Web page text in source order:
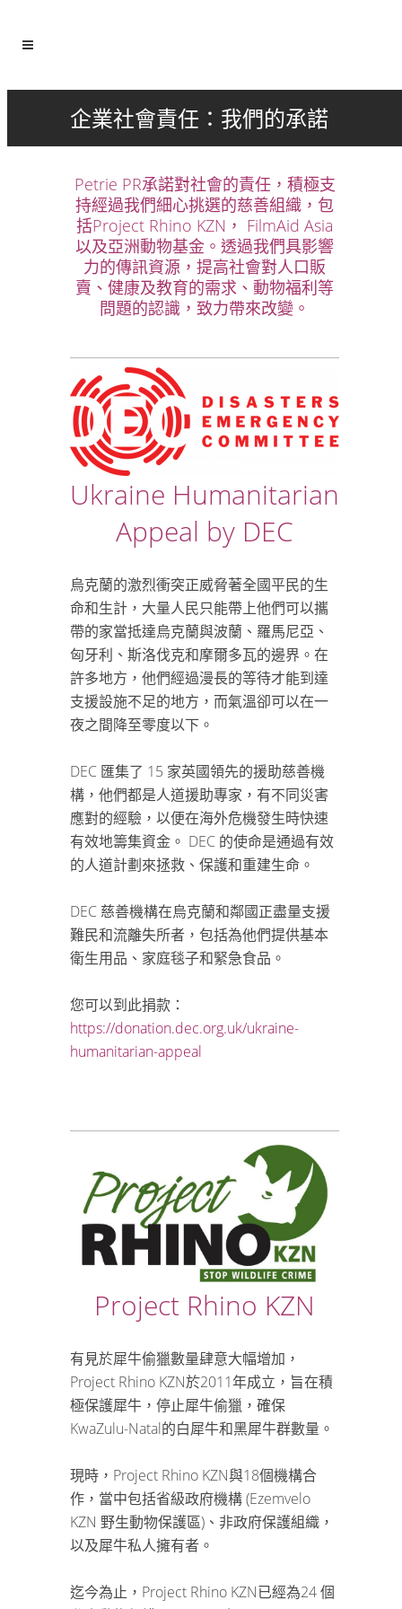
企業社會責任：我們的承諾
Petrie PR承諾對社會的責任，積極支
持經過我們細心挑選的慈善組織，包
括Project Rhino KZN， FilmAid Asia
以及亞洲動物基金。透過我們具影響
力的傳訊資源，提高社會對人口販
賣、健康及教育的需求、動物福利等
問題的認識，致力帶來改變。
Ukraine Humanitarian
Appeal by DEC
烏克蘭的激烈衝突正威脅著全國平民的生
命和生計，大量人民只能帶上他們可以攜
帶的家當抵達烏克蘭與波蘭、羅馬尼亞、
匈牙利、斯洛伐克和摩爾多瓦的邊界。在
許多地方，他們經過漫長的等待才能到達
支援設施不足的地方，而氣溫卻可以在一
夜之間降至零度以下。
DEC 匯集了 15 家英國領先的援助慈善機
構，他們都是人道援助專家，有不同災害
應對的經驗，以便在海外危機發生時快速
有效地籌集資金。 DEC 的使命是通過有效
的人道計劃來拯救、保護和重建生命。
DEC 慈善機構在烏克蘭和鄰國正盡量支援
難民和流離失所者，包括為他們提供基本
衛生用品、家庭毯子和緊急食品。
您可以到此捐款：
https://donation.dec.org.uk/ukraine-
humanitarian-appeal
Project Rhino KZN
有見於犀牛偷獵數量肆意大幅增加，
Project Rhino KZN於2011年成立，旨在積
極保護犀牛，停止犀牛偷獵，確保
KwaZulu-Natal的白犀牛和黑犀牛群數量。
現時，Project Rhino KZN與18個機構合
作，當中包括省級政府機構 (Ezemvelo
KZN 野生動物保護區)、非政府保護組織，
以及犀牛私人擁有者。
迄今為止，Project Rhino KZN已經為24 個